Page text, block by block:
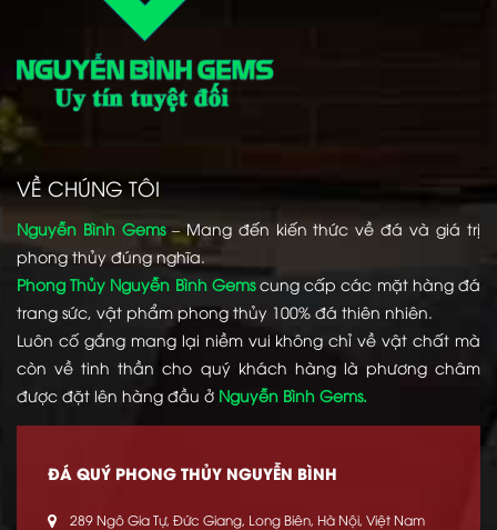
VỀ CHÚNG TÔI
Nguyễn Bình Gems– Mang đến kiến thức về đá và giá trị
phong thủy đúng nghĩa.
Phong Thủy Nguyễn Bình Gemscung cấp các mặt hàng đá
trang sức, vật phẩm phong thủy 100% đá thiên nhiên.
Luôn cố gắng mang lại niềm vui không chỉ về vật chất mà
còn về tinh thần cho quý khách hàng là phương châm
được đặt lên hàng đầu ở Nguyễn Bình Gems.
ĐÁ QUÝ PHONG THỦY NGUYỄN BÌNH
289 Ngô Gia Tự, Đức Giang, Long Biên, Hà Nội, Việt Nam